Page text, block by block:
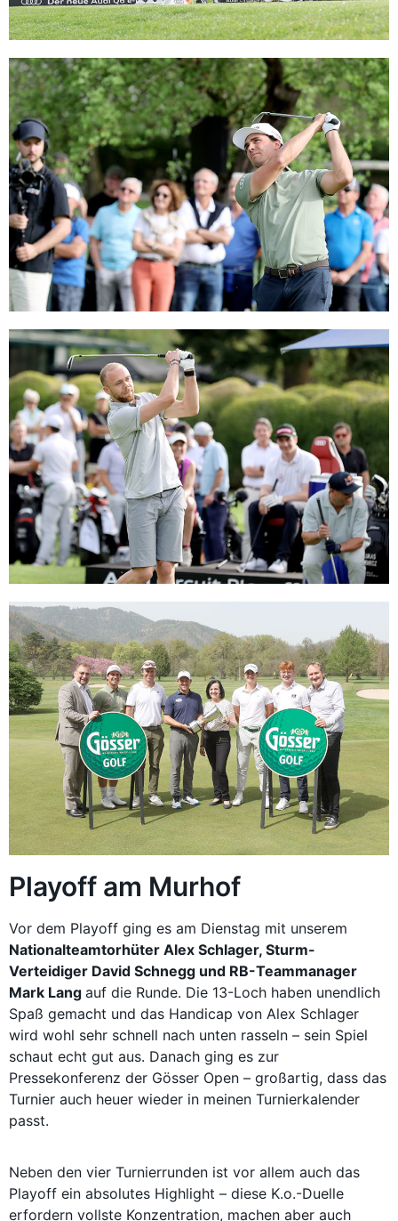
Playoff am Murhof
Vor dem Playoff ging es am Dienstag mit unserem
Nationalteamtorhüter Alex Schlager, Sturm-
Verteidiger David Schnegg und RB-Teammanager
Mark Lang auf die Runde. Die 13-Loch haben unendlich
Spaß gemacht und das Handicap von Alex Schlager
wird wohl sehr schnell nach unten rasseln – sein Spiel
schaut echt gut aus. Danach ging es zur
Pressekonferenz der Gösser Open – großartig, dass das
Turnier auch heuer wieder in meinen Turnierkalender
passt.
Neben den vier Turnierrunden ist vor allem auch das
Playoff ein absolutes Highlight – diese K.o.-Duelle
erfordern vollste Konzentration, machen aber auch